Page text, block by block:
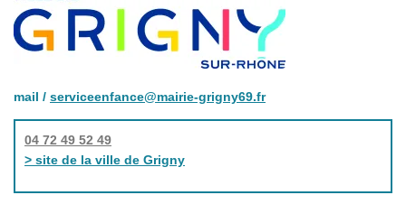
mail / serviceenfance@mairie-grigny69.fr
04 72 49 52 49
> site de la ville de Grigny